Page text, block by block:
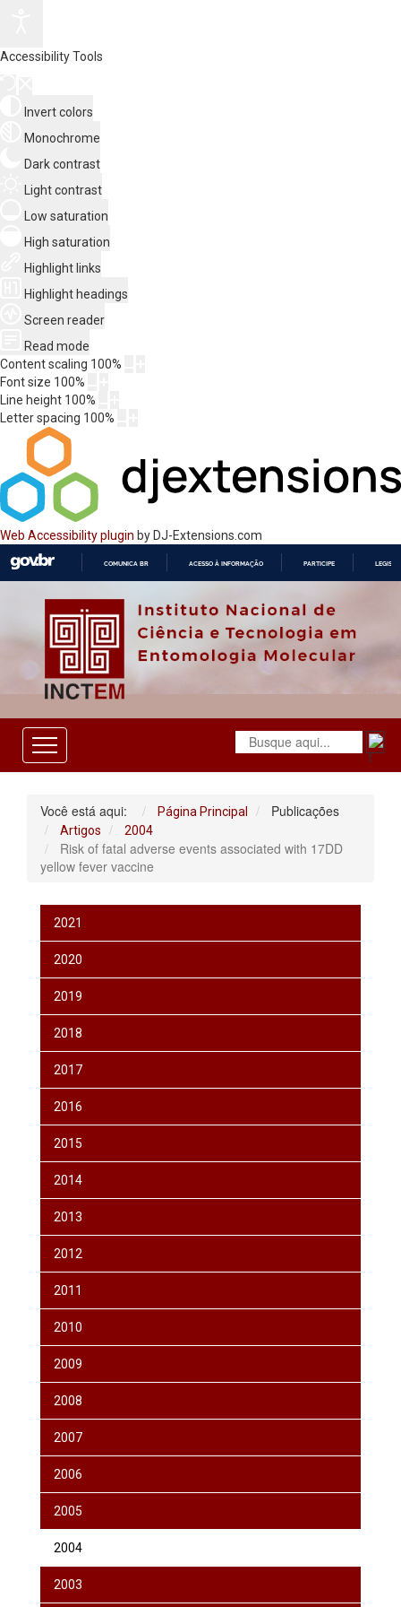
Accessibility Tools
Invert colors
Monochrome
Dark contrast
Light contrast
Low saturation
High saturation
Highlight links
Highlight headings
Screen reader
Read mode
Content scaling 100%
Font size 100%
Line height 100%
Letter spacing 100%
Web Accessibility plugin by DJ-Extensions.com
O
COMUNICA BR ACESSO À INFORMAÇÃO PARTICIPE
Você está aqui: Página Principal Publicações
Artigos 2004
Risk of fatal adverse events associated with 17DD
yellow fever vaccine
2021
2020
2019
2018
2017
2016
2015
2014
2013
2012
2011
2010
2009
2008
2007
2006
2005
2004
2003